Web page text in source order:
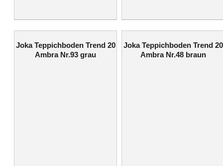
Joka Teppichboden Trend 20
Ambra Nr.93 grau
Joka Teppichboden Trend 20
Ambra Nr.48 braun